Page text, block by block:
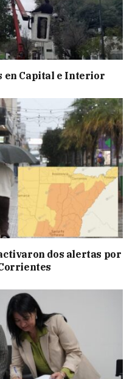
en Capital e Interior
dos alertas por